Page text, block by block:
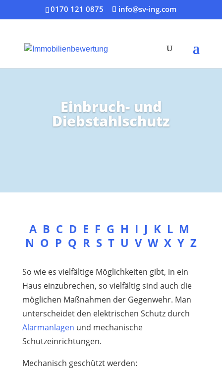
0170 121 0875 info@sv-ing.com
Einbruch- und
Diebstahlschutz
A B C D E F G H I J K L M
N O P Q R S T U V W X Y Z
So wie es vielfältige Möglichkeiten gibt, in ein
Haus einzubrechen, so vielfältig sind auch die
möglichen Maßnahmen der Gegenwehr. Man
unterscheidet den elektrischen Schutz durch
Alarmanlagen und mechanische
Schutzeinrichtungen.
Mechanisch geschützt werden: